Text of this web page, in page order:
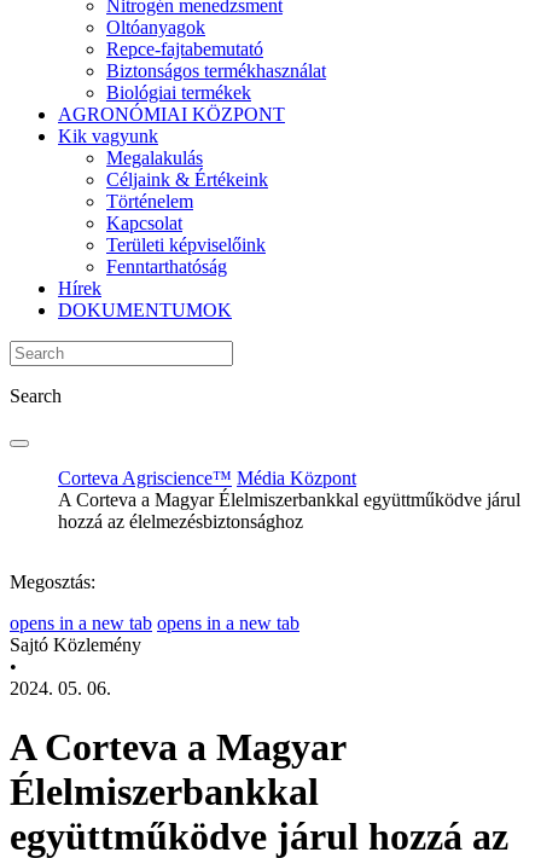
Nitrogén menedzsment
Oltóanyagok
Repce-fajtabemutató
Biztonságos termékhasználat
Biológiai termékek
AGRONÓMIAI KÖZPONT
Kik vagyunk
Megalakulás
Céljaink & Értékeink
Történelem
Kapcsolat
Területi képviselőink
Fenntarthatóság
Hírek
DOKUMENTUMOK
Search
Corteva Agriscience™ Média Központ
A Corteva a Magyar Élelmiszerbankkal együttműködve járul
hozzá az élelmezésbiztonsághoz
Megosztás:
opens in a new tab opens in a new tab
Sajtó Közlemény
•
2024. 05. 06.
A Corteva a Magyar
Élelmiszerbankkal
együttműködve járul hozzá az